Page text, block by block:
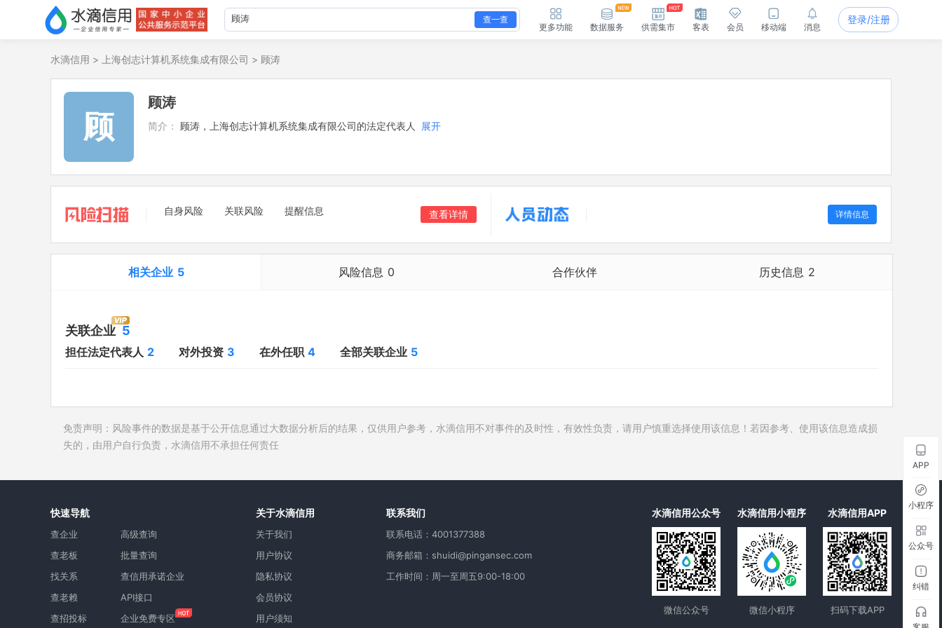
查一查
更多功能 数据服务 供需集市 客表 会员 移动端 消息
登录/注册
水滴信用 > 上海创志计算机系统集成有限公司 > 顾涛
顾
顾涛
简介： 顾涛，上海创志计算机系统集成有限公司的法定代表人 展开
自身风险 关联风险 提醒信息 查看详情 详情信息
相关企业 5
对外投资 3
在外任职 4
所属集团
风险信息 0
法院公告
失信被执行人
司法协助
合作伙伴 历史信息 2
历史被执行人
历史司法协助
关联企业 5
担任法定代表人 2 对外投资 3 在外任职 4 全部关联企业 5
免责声明：风险事件的数据是基于公开信息通过大数据分析后的结果，仅供用户参考，水滴信用不对事件的及时性，有效性负责，请用户慎重选择使用该信息！若因参考、使用该信息造成损
失的，由用户自行负责，水滴信用不承担任何责任
快速导航
查企业
查老板
找关系
查老赖
查招投标
高级查询
批量查询
查信用承诺企业
API接口
企业免费专区
关于水滴信用
关于我们
用户协议
隐私协议
会员协议
用户须知
联系我们
联系电话：4001377388
商务邮箱：shuidi@pingansec.com
工作时间：周一至周五9:00-18:00
水滴信用公众号
微信公众号
水滴信用小程序
微信小程序
水滴信用APP
扫码下载APP
APP
小程序
公众号
纠错